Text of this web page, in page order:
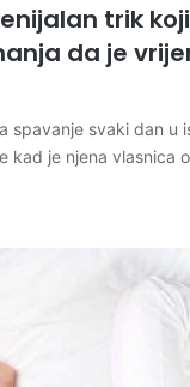
trik
da je
spavanje svaki dan u
kad je njena vlasnica